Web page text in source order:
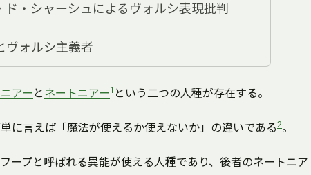
ド・シャーシュによるヴォルシ表現批判
ヴォルシ主義者
アー と ネートニアー 1 という二つの人種が存在する。
に言えば「魔法が使えるか使えないか」の違いである2。
ープと呼ばれる異能が使える人種であり、後者のネートニア